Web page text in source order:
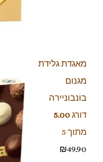
מאגדת גלידת
מגנום
בונבוניירה
דורג5.00
מתוך 5
₪49.90